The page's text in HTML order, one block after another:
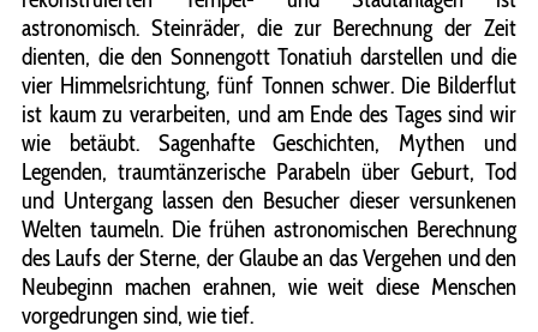
astronomisch. Steinräder, die zur Berechnung der Zeit
dienten, die den Sonnengott Tonatiuh darstellen und die
vier Himmelsrichtung, fünf Tonnen schwer. Die Bilderflut
ist kaum zu verarbeiten, und am Ende des Tages sind wir
wie betäubt. Sagenhafte Geschichten, Mythen und
Legenden, traumtänzerische Parabeln über Geburt, Tod
und Untergang lassen den Besucher dieser versunkenen
Welten taumeln. Die frühen astronomischen Berechnung
des Laufs der Sterne, der Glaube an das Vergehen und den
Neubeginn machen erahnen, wie weit diese Menschen
vorgedrungen sind, wie tief.